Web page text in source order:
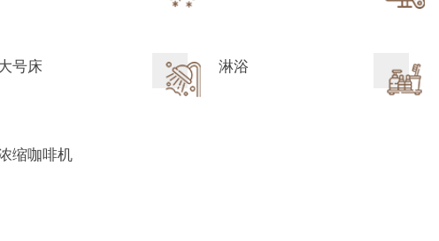
号床 淋浴
缩咖啡机